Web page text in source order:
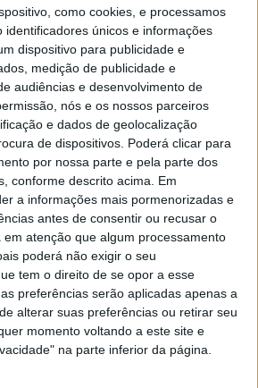
como cookies, e processamos
identificadores únicos e informações
dispositivo para publicidade e
medição de publicidade e
audiências e desenvolvimento de
nós e os nossos parceiros
e dados de geolocalização
de dispositivos. Poderá clicar para
por nossa parte e pela parte dos
conforme descrito acima. Em
a informações mais pormenorizadas e
antes de consentir ou recusar o
em atenção que algum processamento
poderá não exigir o seu
tem o direito de se opor a esse
preferências serão aplicadas apenas a
alterar suas preferências ou retirar seu
momento voltando a este site e
na parte inferior da página.
vezes muito
Temos muito orgulho
que achamos que nos
quando na verdade nos
que têm mais de 1600